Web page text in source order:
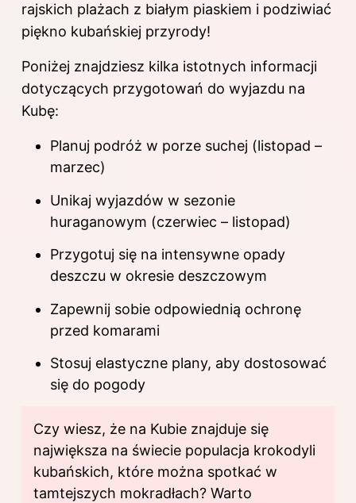
rajskich plażach z białym piaskiem i podziwiać
piękno kubańskiej przyrody!
Poniżej znajdziesz kilka istotnych informacji
dotyczących przygotowań do wyjazdu na
Kubę:
Planuj podróż w porze suchej (listopad –
marzec)
Unikaj wyjazdów w sezonie
huraganowym (czerwiec – listopad)
Przygotuj się na intensywne opady
deszczu w okresie deszczowym
Zapewnij sobie odpowiednią ochronę
przed komarami
Stosuj elastyczne plany, aby dostosować
się do pogody
Czy wiesz, że na Kubie znajduje się
największa na świecie populacja krokodyli
kubańskich, które można spotkać w
tamtejszych mokradłach? Warto